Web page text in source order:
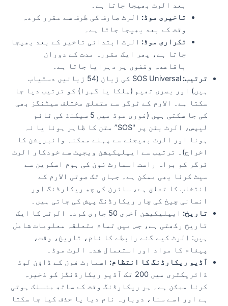
بعد الرٹ بھیجا جاتا ہے۔
تاخیری موڈ: الرٹ صارف کی طرف سے مقرر کردہ
وقت کے بعد بھیجا جاتا ہے۔
تکراری موڈ: الرٹ ابتدائی تاخیر کے بعد بھیجا
جاتا ہے، پھر ایک مقررہ مدت کے دوران
باقاعدہ وقفوں پر دہرایا جاتا ہے۔
ترتیب:
SOS Universal کی زبان (54 زبانیں دستیاب
ہیں) اور بصری تھیم (ہلکا یا گہرا) کو ترتیب دیا جا
سکتا ہے۔ الارم کے ٹرگر سے متعلق مختلف سیٹنگز بھی
کی جا سکتی ہیں (فوری موڈ میں 5 سیکنڈ کی ٹائم
لیپس، الرٹ بٹن پر "SOS” متن کا ظاہر ہونا یا نہ
ہونا اور الرٹ بھیجنے سے پہلے ممکنہ وائبریشن کا
اخراج)۔ ترتیب سے ایپلیکیشن ویجیٹ سے خودکار الرٹ
ٹرگر کو براہ راست اسمارٹ فون کی ہوم اسکرین سے
سیٹ کرنا بھی ممکن ہے۔ جہاں تک صوتی الارم کے
انتخاب کا تعلق ہے، سائرن کی چھ ریکارڈنگ اور
انسانی چیخ کی چار ریکارڈنگ پیش کی جاتی ہیں۔
تاریخ:
ایپلیکیشن آخری 50 جاری کردہ الرٹس کا ایک
تاریخ رکھتی ہے، جس میں تمام متعلقہ معلومات شامل
ہیں: الرٹ کیے گئے رابطے کا نام، تاریخ، وقت،
پیغام کا مواد اور استعمال شدہ الرٹ موڈ۔
آڈیو ریکارڈنگ کا انتظام: اسمارٹ فون کے ڈاؤن لوڈ
ڈائریکٹری میں 200 تک آڈیو ریکارڈنگز کو ذخیرہ
کرنا ممکن ہے۔ ہر ریکارڈنگ وقت کے ساتھ منسلک ہوتی
ہے اور اسے سنا، دوبارہ نام دیا یا حذف کیا جا سکتا